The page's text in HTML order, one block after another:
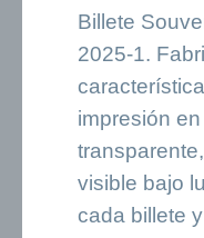
Billete
2025-1.
impresión
visible bajo
cada billete